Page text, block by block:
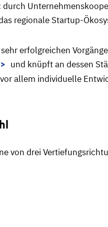
regionale Startup-
erfolgreichen
und knüpft an dessen
allem individuelle
von drei